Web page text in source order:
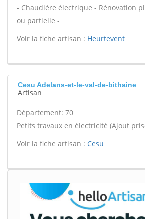
- Chaudière électrique - Rénovation
ou partielle -
Voir la fiche artisan : Heurtevent
Cesu Adelans-et-le-val-de-bithaine
Artisan
Département: 70
Petits travaux en électricité (Ajout
Voir la fiche artisan : Cesu